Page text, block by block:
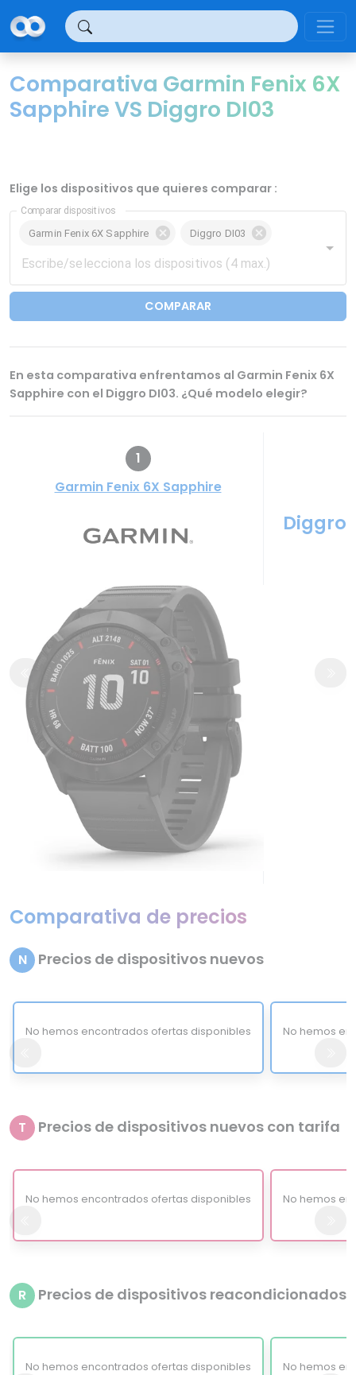
Comparativa Garmin Fenix 6X
Sapphire VS Diggro DI03
Elige los dispositivos que quieres comparar :
Comparar dispositivos
Garmin Fenix 6X Sapphire Diggro DI03
COMPARAR
En esta comparativa enfrentamos al Garmin Fenix 6X
Sapphire con el Diggro DI03. ¿Qué modelo elegir?
1
Garmin Fenix 6X Sapphire
Diggro
Comparativa de precios
N Precios de dispositivos nuevos
No hemos encontrados ofertas disponibles No hemos
T Precios de dispositivos nuevos con tarifa
No hemos encontrados ofertas disponibles No hemos
R Precios de dispositivos reacondicionados
No hemos encontrados ofertas disponibles No hemos
Panel de gestión de cookies